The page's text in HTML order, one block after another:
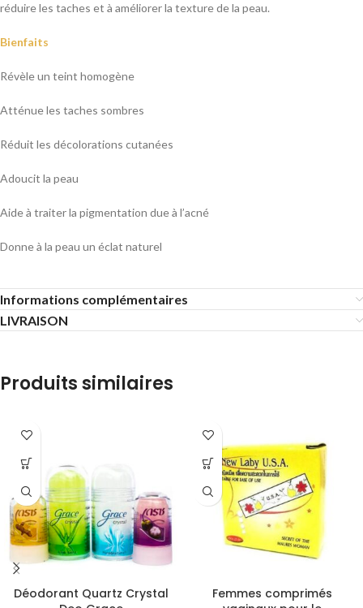
réduire les taches et à améliorer la texture de la peau.
Bienfaits
Révèle un teint homogène
Atténue les taches sombres
Réduit les décolorations cutanées
Adoucit la peau
Aide à traiter la pigmentation due à l’acné
Donne à la peau un éclat naturel
Informations complémentaires
LIVRAISON
Produits similaires
Déodorant Quartz Crystal
Femmes comprimés